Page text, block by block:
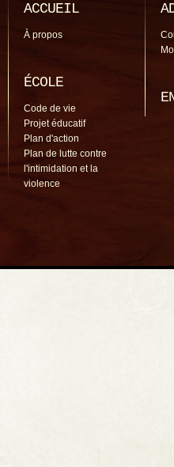
ACCUEIL
À propos
ÉCOLE
Code de vie
Projet éducatif
Plan d'action
Plan de lutte contre
l'intimidation et la
violence